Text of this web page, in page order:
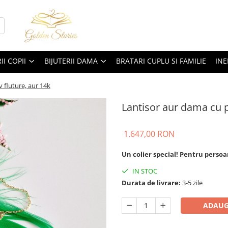
COPII BIJUTERII DAMA BRATARI CUPLU SI FAMILIE
fluture, aur 14k
Lantisor aur dama cu
1.647,00 RON
Un colier special! Pentru
IN STOC
Durata de livrare: 3-5 zile